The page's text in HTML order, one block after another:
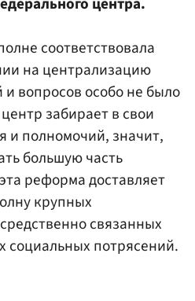
соответствовала
на централизацию
и вопросов особо не было
забирает в свои
и полномочий, значит,
большую часть
реформа доставляет
крупных
связанных
социальных потрясений.